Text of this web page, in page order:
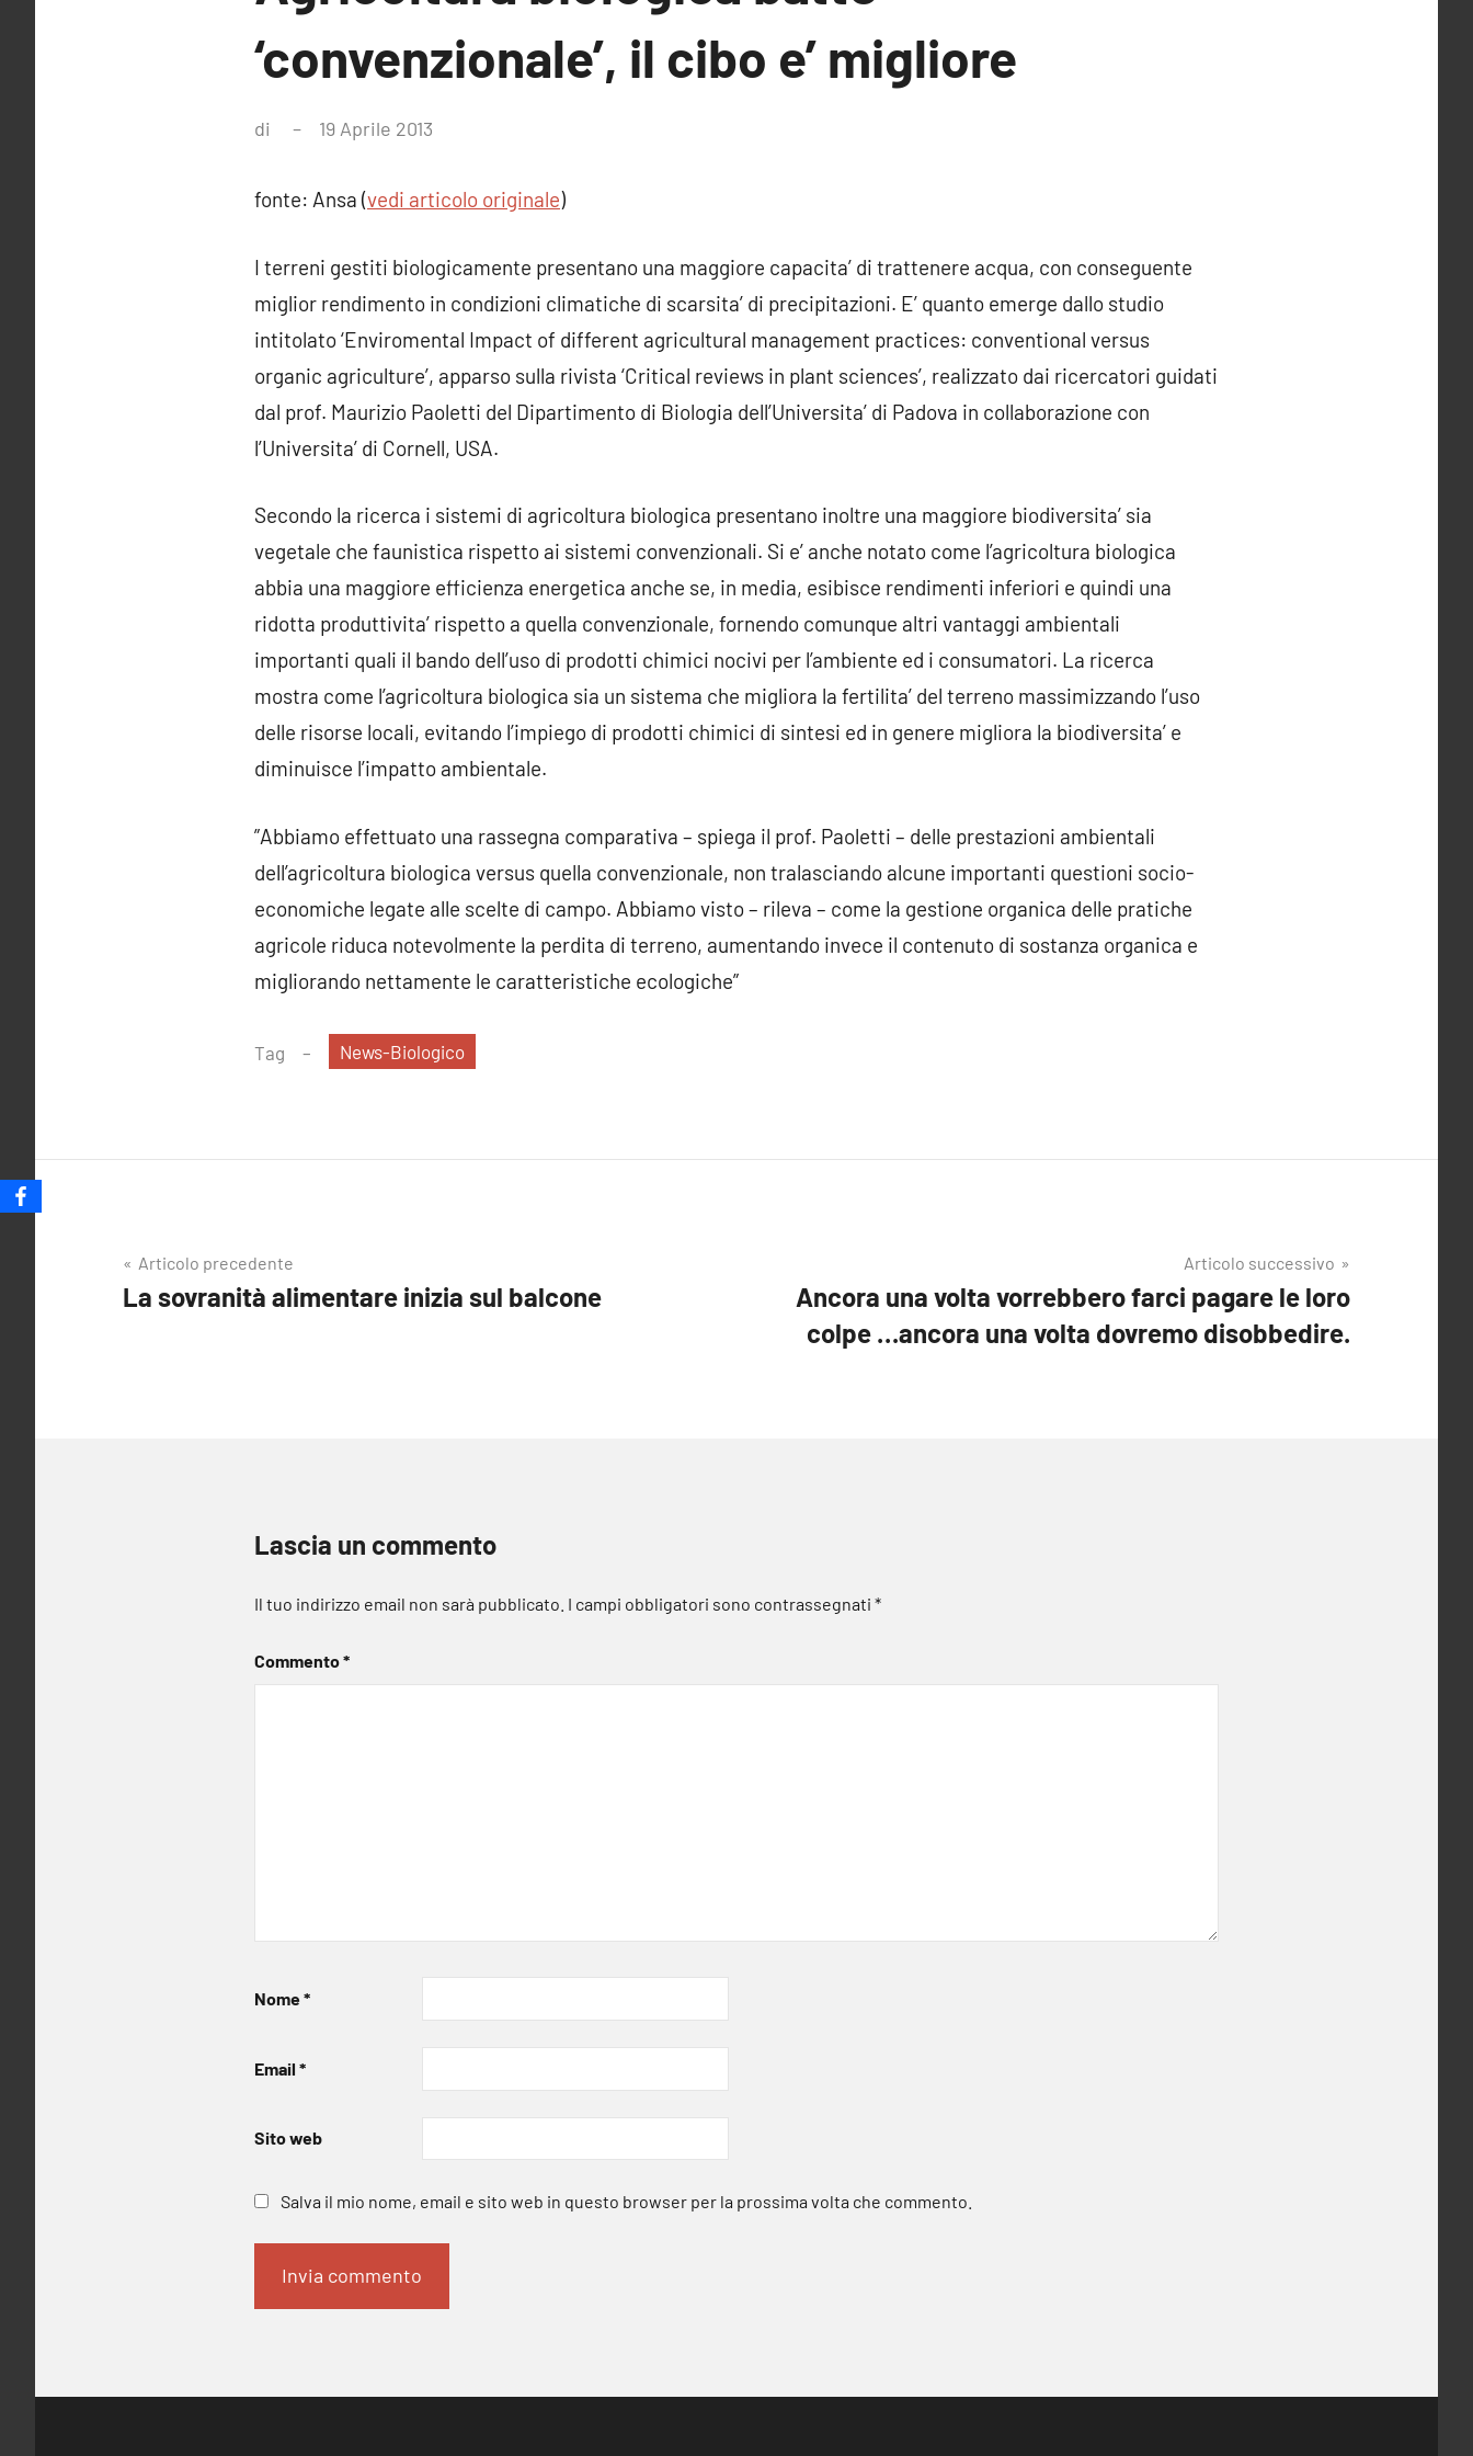
‘convenzionale’, il cibo e’ migliore
di 19 Aprile 2013
fonte: Ansa (vedi articolo originale)
I terreni gestiti biologicamente presentano una maggiore capacita’ di trattenere acqua, con conseguente
miglior rendimento in condizioni climatiche di scarsita’ di precipitazioni. E’ quanto emerge dallo studio
intitolato ‘Enviromental Impact of different agricultural management practices: conventional versus
organic agriculture’, apparso sulla rivista ‘Critical reviews in plant sciences’, realizzato dai ricercatori guidati
dal prof. Maurizio Paoletti del Dipartimento di Biologia dell’Universita’ di Padova in collaborazione con
l’Universita’ di Cornell, USA.
Secondo la ricerca i sistemi di agricoltura biologica presentano inoltre una maggiore biodiversita’ sia
vegetale che faunistica rispetto ai sistemi convenzionali. Si e’ anche notato come l’agricoltura biologica
abbia una maggiore efficienza energetica anche se, in media, esibisce rendimenti inferiori e quindi una
ridotta produttivita’ rispetto a quella convenzionale, fornendo comunque altri vantaggi ambientali
importanti quali il bando dell’uso di prodotti chimici nocivi per l’ambiente ed i consumatori. La ricerca
mostra come l’agricoltura biologica sia un sistema che migliora la fertilita’ del terreno massimizzando l’uso
delle risorse locali, evitando l’impiego di prodotti chimici di sintesi ed in genere migliora la biodiversita’ e
diminuisce l’impatto ambientale.
”Abbiamo effettuato una rassegna comparativa – spiega il prof. Paoletti – delle prestazioni ambientali
dell’agricoltura biologica versus quella convenzionale, non tralasciando alcune importanti questioni socio-
economiche legate alle scelte di campo. Abbiamo visto – rileva – come la gestione organica delle pratiche
agricole riduca notevolmente la perdita di terreno, aumentando invece il contenuto di sostanza organica e
migliorando nettamente le caratteristiche ecologiche”
Tag News-Biologico
Navigazione
articoli
Articolo precedente
La sovranità alimentare inizia sul balcone
Articolo successivo
Ancora una volta vorrebbero farci pagare le loro
colpe …ancora una volta dovremo disobbedire.
Lascia un commento
Il tuo indirizzo email non sarà pubblicato. I campi obbligatori sono contrassegnati *
Commento*
Nome*
Email *
Sito web
Salva il mio nome, email e sito web in questo browser per la prossima volta che commento.